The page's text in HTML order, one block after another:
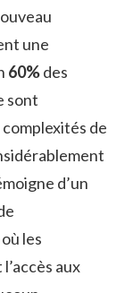
une
60%des
sont
de
d’un
les
aux